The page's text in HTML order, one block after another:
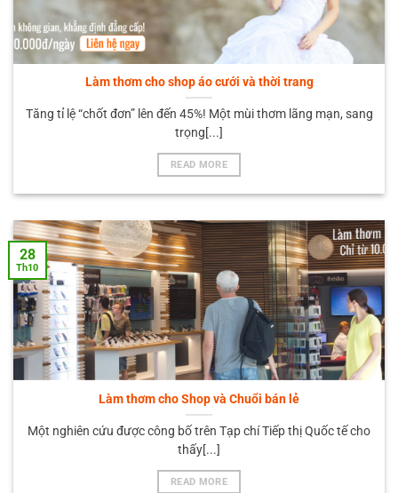
Làm thơm cho shop áo cưới và thời trang
Tăng tỉ lệ “chốt đơn” lên đến 45%! Một mùi thơm lãng mạn, sang
trọng[...]
READ MORE
Làm thơm cho Shop và Chuổi bán lẻ
Một nghiên cứu được công bố trên Tạp chí Tiếp thị Quốc tế cho
thấy[...]
READ MORE
28
Th10